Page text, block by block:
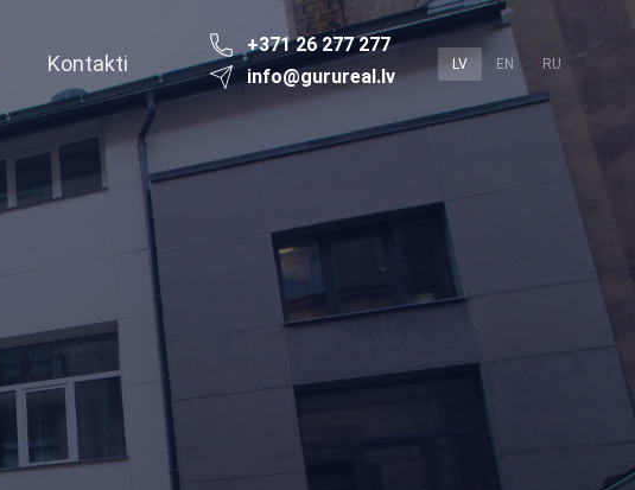
Kontakti
+371 26 277 277
info@gurureal.lv
LV EN RU